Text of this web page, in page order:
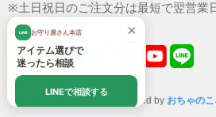
※土日祝日のご注文分は最短で翌営業
す。ご了承下さい。
Powered by おちゃのこ
×
LINE お守り屋さん本店
アイテム選びで
迷ったら相談
LINEで相談する